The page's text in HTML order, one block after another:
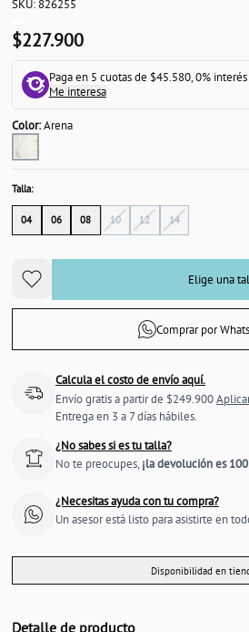
SKU: 826255
$227.900
Paga en 5 cuotas de $45.580, 0%
Me interesa
Color:Arena
Talla:
04 06 08 10 12 14
Elige una
Comprar por
Calcula el costo de envío aquí.
Envío gratis a partir de $249.900
Entrega en 3 a 7 días hábiles.
¿No sabes si es tu talla?
No te preocupes, ¡la devolución es
¿Necesitas ayuda con tu compra?
Un asesor está listo para asistirte en
Disponibilidad en
Detalle de producto